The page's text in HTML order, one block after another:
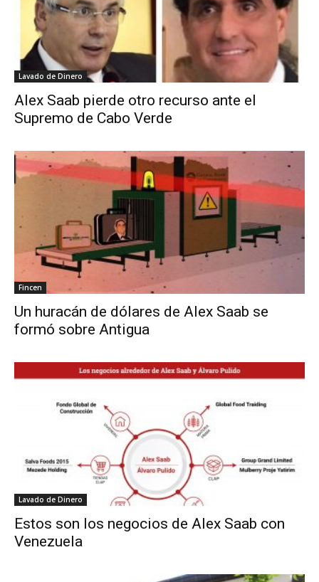
Lavado de Dinero
Alex Saab pierde otro recurso ante el
Supremo de Cabo Verde
Fincen
Un huracán de dólares de Alex Saab se
formó sobre Antigua
Lavado de Dinero
Estos son los negocios de Alex Saab con
Venezuela